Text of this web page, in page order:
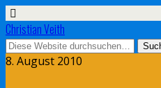
Christian Veith
8. August 2010